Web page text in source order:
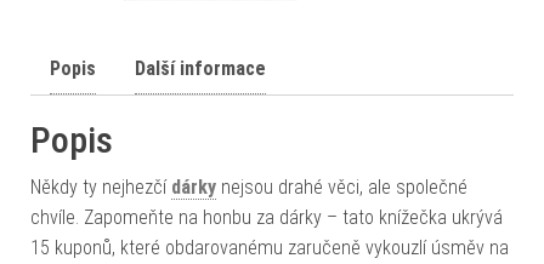
Popis Další informace
Popis
Někdy ty nejhezčí dárky nejsou drahé věci, ale společné
chvíle. Zapomeňte na honbu za dárky – tato knížečka ukrývá
15 kuponů, které obdarovanému zaručeně vykouzlí úsměv na